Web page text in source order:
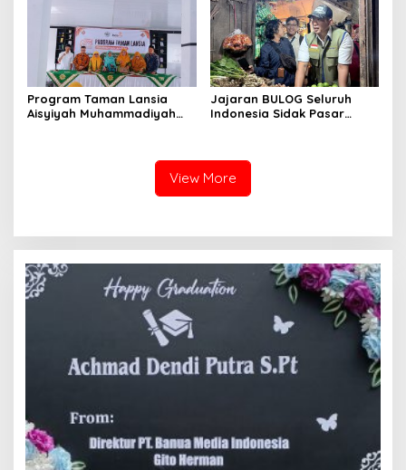
Program Taman Lansia
Aisyiyah Muhammadiyah
Jajaran BULOG Seluruh
Indonesia Sidak Pasar
dan Lebaran 2026
View More